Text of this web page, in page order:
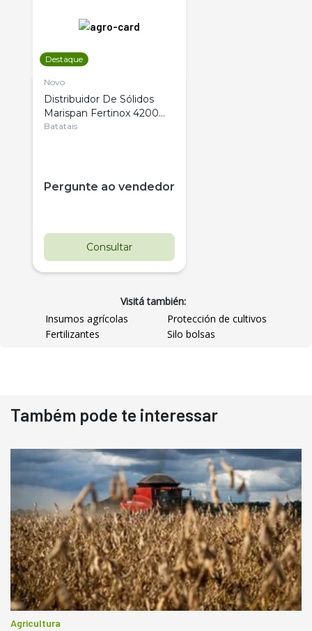
Destaque
Novo
Distribuidor De Sólidos
Marispan Fertinox 4200
Citrus
Batatais
Pergunte ao vendedor
Consultar
Pá Carregadeira Cat 966
Ano 1987
R$ 145.000
Consultar
Visitá también:
Insumos agrícolas
Protección de cultivos
Fertilizantes
Silo bolsas
Também pode te interessar
Agricultura